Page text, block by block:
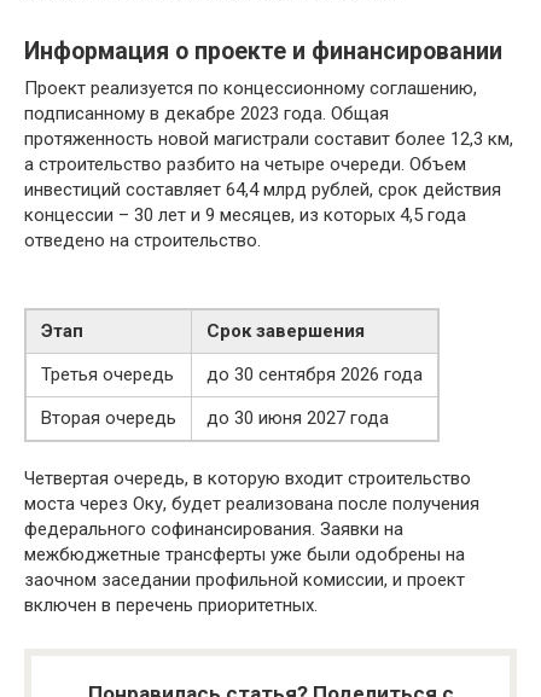
Информация о проекте и финансировании
Проект реализуется по концессионному соглашению,
подписанному в декабре 2023 года. Общая
протяженность новой магистрали составит более 12,3 км,
а строительство разбито на четыре очереди. Объем
инвестиций составляет 64,4 млрд рублей, срок действия
концессии – 30 лет и 9 месяцев, из которых 4,5 года
отведено на строительство.
Этап
Срок завершения
Третья очередь
до 30 сентября 2026 года
Вторая очередь
до 30 июня 2027 года
Четвертая очередь, в которую входит строительство
моста через Оку, будет реализована после получения
федерального софинансирования. Заявки на
межбюджетные трансферты уже были одобрены на
заочном заседании профильной комиссии, и проект
включен в перечень приоритетных.